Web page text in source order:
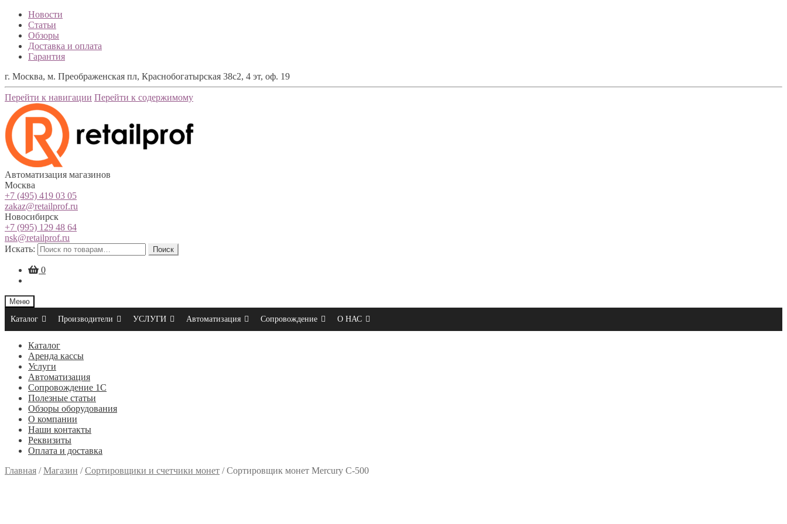
Новости
Статьи
Обзоры
Доставка и оплата
Гарантия
г. Москва, м. Преображенская пл, Краснобогатырская 38с2, 4 эт, оф. 19
Перейти к навигации Перейти к содержимому
Автоматизация магазинов
Москва
+7 (495) 419 03 05
zakaz@retailprof.ru
Новосибирск
+7 (995) 129 48 64
nsk@retailprof.ru
Искать:
Поиск
0
Меню
Каталог
Производители УСЛУГИ Автоматизация Сопровождение О НАС
Каталог
Аренда кассы
Услуги
Автоматизация
Сопровождение 1С
Полезные статьи
Обзоры оборудования
О компании
Наши контакты
Реквизиты
Оплата и доставка
Главная /Магазин /Сортировщики и счетчики монет /Сортировщик монет Mercury C-500